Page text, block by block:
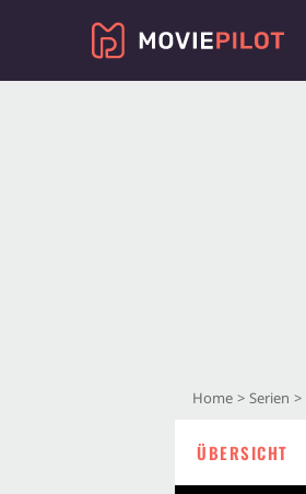
Home Serien
ÜBERSICHT